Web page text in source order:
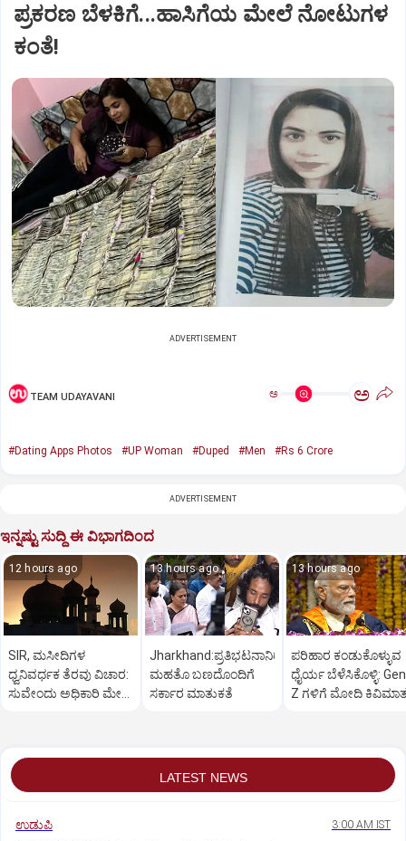
ಪ್ರಕರಣ ಬೆಳಕಿಗೆ...ಹಾಸಿಗೆಯ ಮೇಲೆ ನೋಟುಗಳ
ಕಂತೆ!
ADVERTISEMENT
TEAM UDAYAVANI ಅ ಅ
#Dating Apps Photos #UP Woman #Duped #Men #Rs 6 Crore
ADVERTISEMENT
ಇನ್ನಷ್ಟು ಸುದ್ದಿ ಈ ವಿಭಾಗದಿಂದ
12 hours ago
SIR, ಮಸೀದಿಗಳ
ಧ್ವನಿವರ್ಧಕ ತೆರವು ವಿಚಾರ:
ಸುವೇಂದು ಅಧಿಕಾರಿ ಮೇಲೆ
13 hours ago
Jharkhand:ಪ್ರತಿಭಟನಾನಿರತ
ಮಹತೊ ಬಣದೊಂದಿಗೆ
ಸರ್ಕಾರ ಮಾತುಕತೆ
13 hours ago
ಪರಿಹಾರ ಕಂಡುಕೊಳ್ಳುವ
ಧೈರ್ಯ ಬೆಳೆಸಿಕೊಳ್ಳಿ:
Z ಗಳಿಗೆ ಮೋದಿ
LATEST NEWS
ಉಡುಪಿ 3:00 AM IST